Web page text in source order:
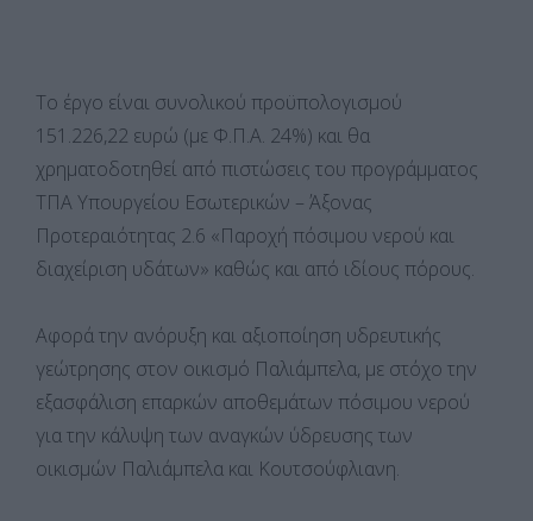
Το έργο είναι συνολικού προϋπολογισμού
151.226,22 ευρώ (με Φ.Π.Α. 24%) και θα
χρηματοδοτηθεί από πιστώσεις του προγράμματος
ΤΠΑ Υπουργείου Εσωτερικών – Άξονας
Προτεραιότητας 2.6 «Παροχή πόσιμου νερού και
διαχείριση υδάτων» καθώς και από ιδίους πόρους.
Αφορά την ανόρυξη και αξιοποίηση υδρευτικής
γεώτρησης στον οικισμό Παλιάμπελα, με στόχο την
εξασφάλιση επαρκών αποθεμάτων πόσιμου νερού
για την κάλυψη των αναγκών ύδρευσης των
οικισμών Παλιάμπελα και Κουτσούφλιανη.